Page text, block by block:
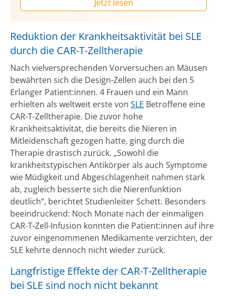
Jetzt lesen
Reduktion der Krankheitsaktivität bei SLE
durch die CAR-T-Zelltherapie
Nach vielversprechenden Vorversuchen an Mäusen
bewährten sich die Design-Zellen auch bei den 5
Erlanger Patient:innen. 4 Frauen und ein Mann
erhielten als weltweit erste von SLE Betroffene eine
CAR-T-Zelltherapie. Die zuvor hohe
Krankheitsaktivität, die bereits die Nieren in
Mitleidenschaft gezogen hatte, ging durch die
Therapie drastisch zurück. „Sowohl die
krankheitstypischen Antikörper als auch Symptome
wie Müdigkeit und Abgeschlagenheit nahmen stark
ab, zugleich besserte sich die Nierenfunktion
deutlich“, berichtet Studienleiter Schett. Besonders
beeindruckend: Noch Monate nach der einmaligen
CAR-T-Zell-Infusion konnten die Patient:innen auf ihre
zuvor eingenommenen Medikamente verzichten, der
SLE kehrte dennoch nicht wieder zurück.
Langfristige Effekte der CAR-T-Zelltherapie
bei SLE sind noch nicht bekannt